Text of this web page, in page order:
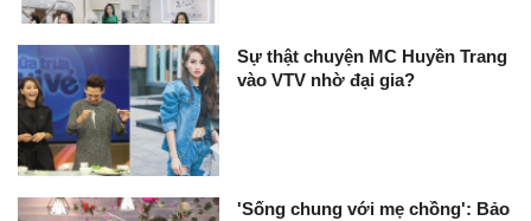
Sự thật chuyện MC Huyền Trang
vào VTV nhờ đại gia?
'Sống chung với mẹ chồng': Bảo